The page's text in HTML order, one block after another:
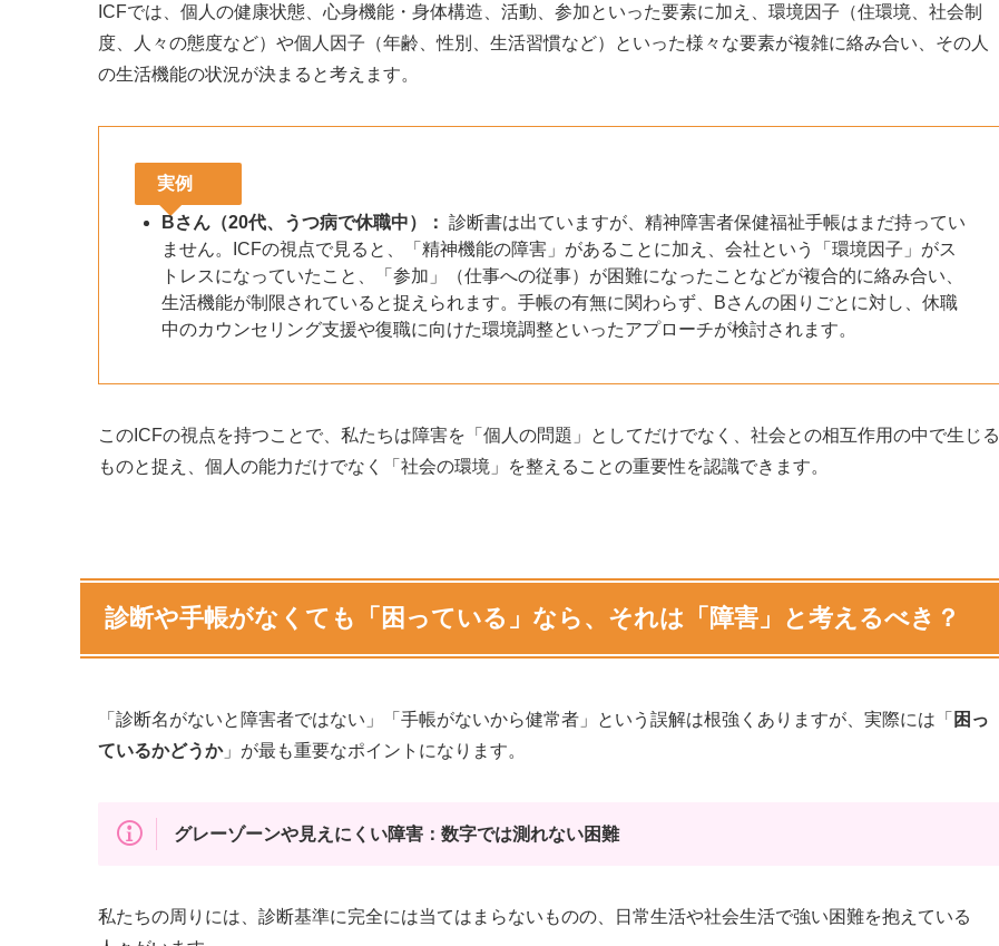
ICFでは、個人の健康状態、心身機能・身体構造、活動、参加といった要素に加え、環境因子（住環境、社会制
度、人々の態度など）や個人因子（年齢、性別、生活習慣など）といった様々な要素が複雑に絡み合い、その人
の生活機能の状況が決まると考えます。
実例
Bさん（20代、うつ病で休職中）： 診断書は出ていますが、精神障害者保健福祉手帳はまだ持ってい
ません。ICFの視点で見ると、「精神機能の障害」があることに加え、会社という「環境因子」がス
トレスになっていたこと、「参加」（仕事への従事）が困難になったことなどが複合的に絡み合い、
生活機能が制限されていると捉えられます。手帳の有無に関わらず、Bさんの困りごとに対し、休職
中のカウンセリング支援や復職に向けた環境調整といったアプローチが検討されます。
このICFの視点を持つことで、私たちは障害を「個人の問題」としてだけでなく、社会との相互作用の中で生じる
ものと捉え、個人の能力だけでなく「社会の環境」を整えることの重要性を認識できます。
診断や手帳がなくても「困っている」なら、それは「障害」と考えるべき？
「診断名がないと障害者ではない」「手帳がないから健常者」という誤解は根強くありますが、実際には「 困っ
ているかどうか」が最も重要なポイントになります。
グレーゾーンや見えにくい障害：数字では測れない困難
私たちの周りには、診断基準に完全には当てはまらないものの、日常生活や社会生活で強い困難を抱えている